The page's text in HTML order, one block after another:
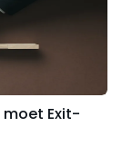
Exit-